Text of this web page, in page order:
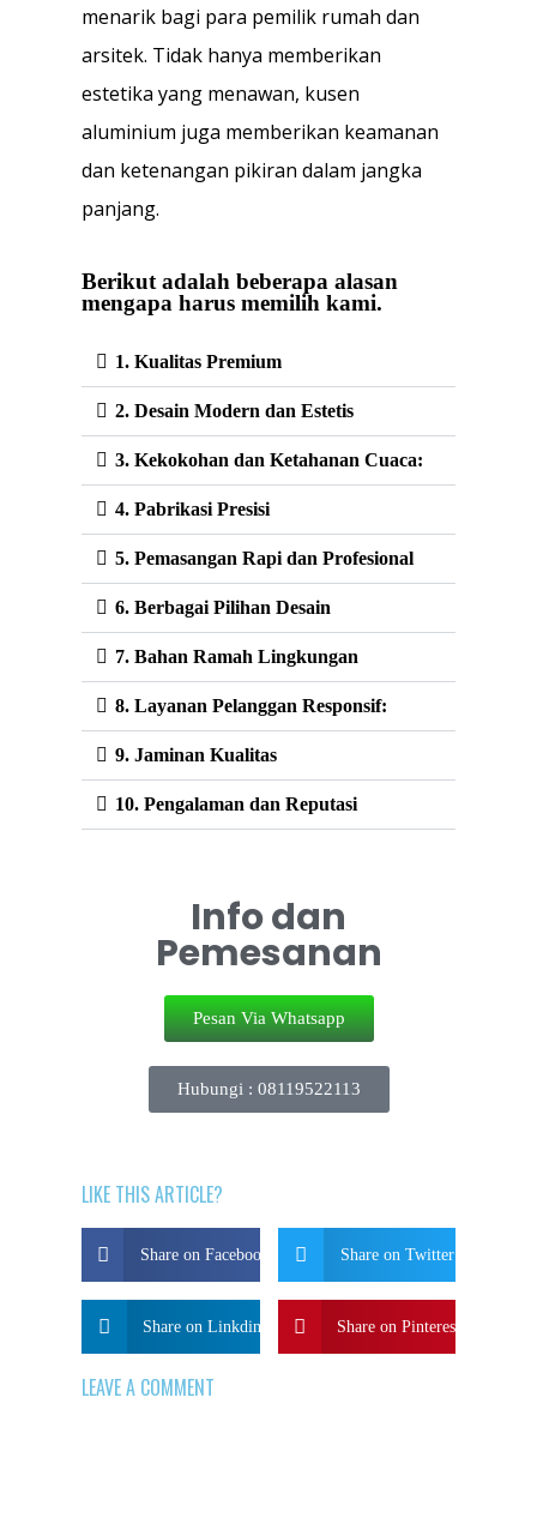
menarik bagi para pemilik rumah dan
arsitek. Tidak hanya memberikan
estetika yang menawan, kusen
aluminium juga memberikan keamanan
dan ketenangan pikiran dalam jangka
panjang.
Berikut adalah beberapa alasan
mengapa harus memilih kami.
1. Kualitas Premium
2. Desain Modern dan Estetis
3. Kekokohan dan Ketahanan Cuaca:
4. Pabrikasi Presisi
5. Pemasangan Rapi dan Profesional
6. Berbagai Pilihan Desain
7. Bahan Ramah Lingkungan
8. Layanan Pelanggan Responsif:
9. Jaminan Kualitas
10. Pengalaman dan Reputasi
Info dan
Pemesanan
Pesan Via Whatsapp
Hubungi : 08119522113
LIKE THIS ARTICLE?
Share on Facebook Share on Twitter
Share on Linkdin Share on Pinterest
LEAVE A COMMENT